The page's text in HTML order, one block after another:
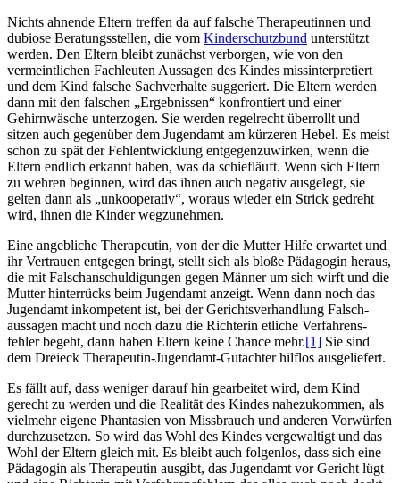
Nichts ahnende Eltern treffen da auf falsche Therapeutinnen und
dubiose Beratungs­stellen, die vom Kinder­schutz­bund unterstützt
werden. Den Eltern bleibt zunächst verborgen, wie von den
vermeintlichen Fachleuten Aussagen des Kindes missinterpretiert
und dem Kind falsche Sachverhalte suggeriert. Die Eltern werden
dann mit den falschen „Ergebnissen“ konfrontiert und einer
Gehirnwäsche unterzogen. Sie werden regelrecht überrollt und
sitzen auch gegenüber dem Jugendamt am kürzeren Hebel. Es meist
schon zu spät der Fehlentwicklung entgegenzuwirken, wenn die
Eltern endlich erkannt haben, was da schiefläuft. Wenn sich Eltern
zu wehren beginnen, wird das ihnen auch negativ ausgelegt, sie
gelten dann als „unkooperativ“, woraus wieder ein Strick gedreht
wird, ihnen die Kinder wegzunehmen.
Eine angebliche Therapeutin, von der die Mutter Hilfe erwartet und
ihr Vertrauen entgegen bringt, stellt sich als bloße Pädagogin heraus,
die mit Falsch­anschuldigungen gegen Männer um sich wirft und die
Mutter hinterrücks beim Jugendamt anzeigt. Wenn dann noch das
Jugendamt inkompetent ist, bei der Gerichts­verhandlung Falsch­
aussagen macht und noch dazu die Richterin etliche Verfahrens­
fehler begeht, dann haben Eltern keine Chance mehr.[1] Sie sind
dem Dreieck Therapeutin-Jugendamt-Gutachter hilflos ausgeliefert.
Es fällt auf, dass weniger darauf hin gearbeitet wird, dem Kind
gerecht zu werden und die Realität des Kindes nahezukommen, als
vielmehr eigene Phantasien von Missbrauch und anderen Vorwürfen
durchzusetzen. So wird das Wohl des Kindes vergewaltigt und das
Wohl der Eltern gleich mit. Es bleibt auch folgenlos, dass sich eine
Pädagogin als Therapeutin ausgibt, das Jugendamt vor Gericht lügt